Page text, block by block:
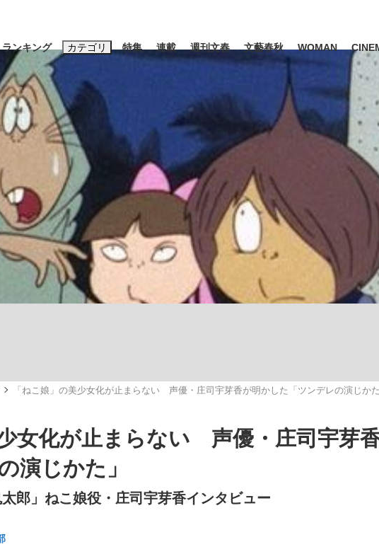
ランキング カテゴリ
ニュース ビジネス
記》RM→渋谷で飲み会、JIN→伊豆の... 「90%は失敗する。
WBC日本代表“敗戦”の真実 選手が明かす... 「敗因分析は一切聞
特集
日本
連載 週刊文春 文藝春秋 WOMAN
おすすめのキーワードタグ一覧
#三山凌輝 #高市早苗 #後藤真希 #森岡毅 #内田
#玉木雄一郎
#亀和田武
「ねこ娘」の美少女化が止まらない 声優・庄司宇芽香が明かした「ツンデレの演じかた
少女化が止まらない 声優・庄司宇芽
演じかた」
郎」ねこ娘役・庄司宇芽香インタビュー